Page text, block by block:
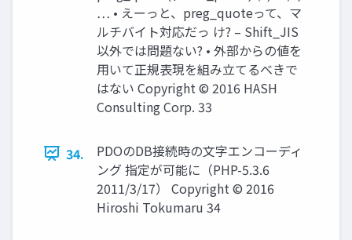
… • えーっと、preg_quoteって、マ
ルチバイト対応だっ け? – Shift_JIS
以外では問題ない? • 外部からの値を
用いて正規表現を組み立てるべきで
はない Copyright © 2016 HASH
Consulting Corp. 33
34.
PDOのDB接続時の文字エンコーディ
ング 指定が可能に（PHP-5.3.6
2011/3/17） Copyright © 2016
Hiroshi Tokumaru 34